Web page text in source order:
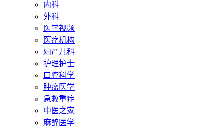
内科
外科
医学视频
医疗机构
妇产儿科
护理护士
口腔科学
肿瘤医学
急救重症
中医之家
麻醉医学